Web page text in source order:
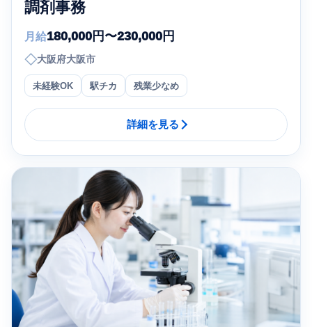
調剤事務
月給180,000円〜230,000円
◇大阪府大阪市
未経験OK 駅チカ 残業少なめ
詳細を見る